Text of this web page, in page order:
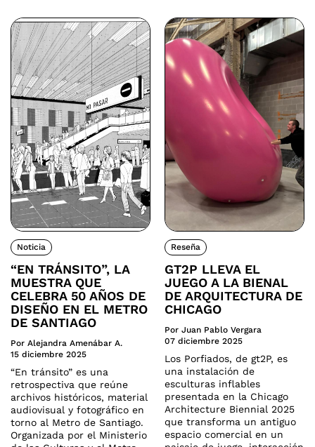
Noticia
“EN TRÁNSITO”, LA
MUESTRA QUE
CELEBRA 50 AÑOS DE
DISEÑO EN EL METRO
DE SANTIAGO
Por Alejandra Amenábar A.
15 diciembre 2025
“En tránsito” es una
retrospectiva que reúne
archivos históricos, material
audiovisual y fotográfico en
torno al Metro de Santiago.
Organizada por el Ministerio
Reseña
GT2P LLEVA EL
JUEGO A LA BIENAL
DE ARQUITECTURA DE
CHICAGO
Por Juan Pablo Vergara
07 diciembre 2025
Los Porfiados, de gt2P, es
una instalación de
esculturas inflables
presentada en la Chicago
Architecture Biennial 2025
que transforma un antiguo
espacio comercial en un